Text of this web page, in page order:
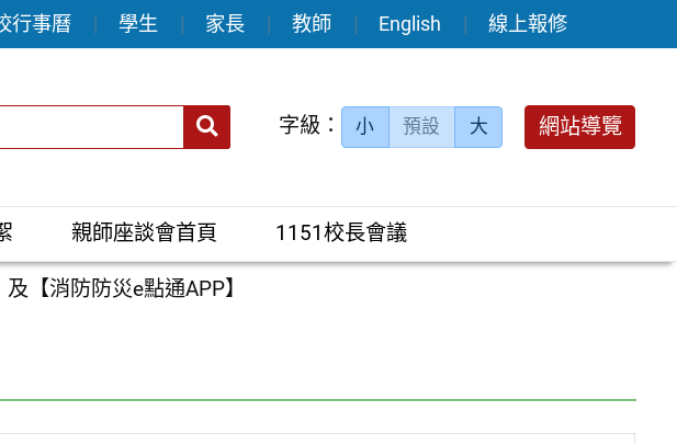
行事曆 學生 家長 教師 English 線上報修
送出 字級： 小 預設 大 網站導覽
親師座談會首頁 1151校長會議
【消防防災e點通APP】